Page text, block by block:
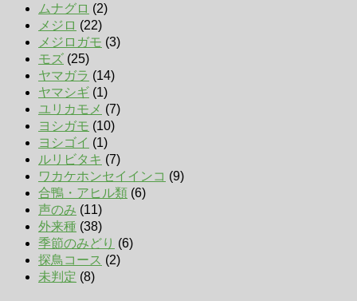
ムナグロ (2)
メジロ (22)
メジロガモ (3)
モズ (25)
ヤマガラ (14)
ヤマシギ (1)
ユリカモメ (7)
ヨシガモ (10)
ヨシゴイ (1)
ルリビタキ (7)
ワカケホンセイインコ (9)
合鴨・アヒル類 (6)
声のみ (11)
外来種 (38)
季節のみどり (6)
探鳥コース (2)
未判定 (8)